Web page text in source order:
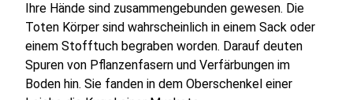
Ihre Hände sind zusammengebunden gewesen. Die
Toten Körper sind wahrscheinlich in einem Sack oder
einem Stofftuch begraben worden. Darauf deuten
Spuren von Pflanzenfasern und Verfärbungen im
Boden hin. Sie fanden in dem Oberschenkel einer